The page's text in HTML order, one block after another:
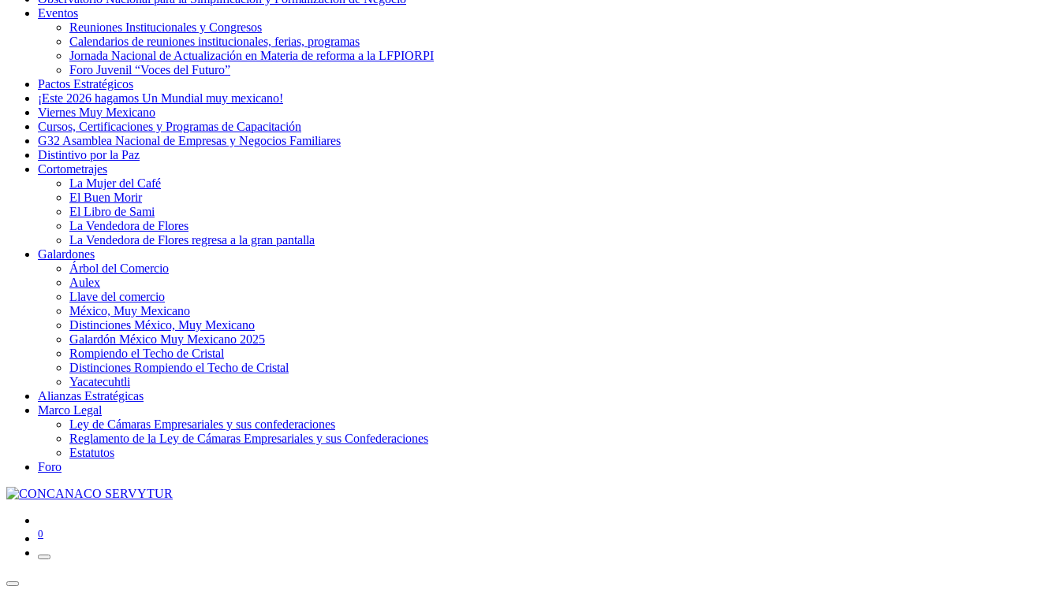
Eventos
Reuniones Institucionales y Congresos
Calendarios de reuniones institucionales, ferias, programas
Jornada Nacional de Actualización en Materia de reforma a la LFPIORPI
Foro Juvenil “Voces del Futuro”
Pactos Estratégicos
¡Este 2026 hagamos Un Mundial muy mexicano!
Viernes Muy Mexicano
Cursos, Certificaciones y Programas de Capacitación
G32 Asamblea Nacional de Empresas y Negocios Familiares
Distintivo por la Paz
Cortometrajes
La Mujer del Café
El Buen Morir
El Libro de Sami
La Vendedora de Flores
La Vendedora de Flores regresa a la gran pantalla
Galardones
Árbol del Comercio
Aulex
Llave del comercio
México, Muy Mexicano
Distinciones México, Muy Mexicano
Galardón México Muy Mexicano 2025
Rompiendo el Techo de Cristal
Distinciones Rompiendo el Techo de Cristal
Yacatecuhtli
Alianzas Estratégicas
Marco Legal
Ley de Cámaras Empresariales y sus confederaciones
Reglamento de la Ley de Cámaras Empresariales y sus Confederaciones
Estatutos
Foro
0